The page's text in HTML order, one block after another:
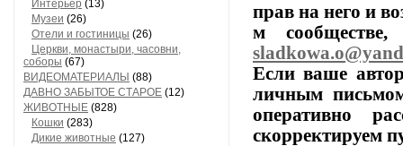
Интерьер (13)
Музеи (26)
Отели и гостиницы (26)
Церкви, монастыри, часовни,
соборы (67)
ВИДЕОМАТЕРИАЛЫ (88)
ДАВНО ЗАБЫТОЕ СТАРОЕ (12)
ЖИВОТНЫЕ (828)
Кошки (283)
Дикие животные (127)
прав на него и
м сообществе,
Если ваше
личным
оперативно
скорректируем